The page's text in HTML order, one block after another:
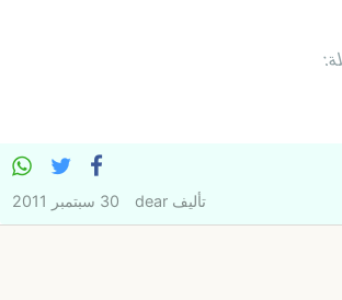
تأليفdear 30 سبتمبر 2011